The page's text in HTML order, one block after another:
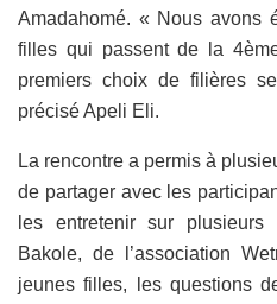
Amadahomé. « Nous avons
filles qui passent de la
premiers choix de filières
précisé Apeli Eli.
La rencontre a permis à
de partager avec les
les entretenir sur plusieurs
Bakole, de l’association
jeunes filles, les questions